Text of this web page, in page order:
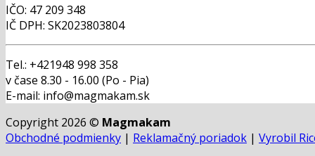
IČO: 47 209 348
IČ DPH: SK2023803804
Tel.: +421948 998 358
v čase 8.30 - 16.00 (Po - Pia)
E-mail: info@magmakam.sk
Copyright 2026 © Magmakam
Obchodné podmienky | Reklamačný poriadok | Vyrobil